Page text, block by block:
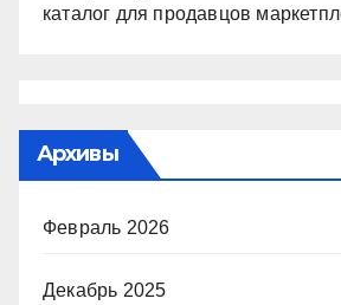
каталог для продавцов
Архивы
Февраль 2026
Декабрь 2025